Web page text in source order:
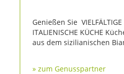
Genießen Sie VIELFÄLTIGE
ITALIENISCHE KÜCHE
aus dem sizilianischen
» zum Genusspartner